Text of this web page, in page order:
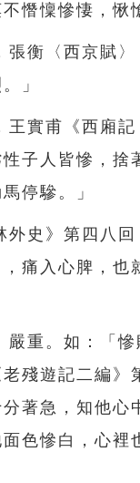
憯懍慘悽，愀
張衡〈西京賦〉
」
實甫《西廂記
子人皆慘，捨
停驂。」
外史》第四八回
痛入心脾，也
嚴重。如：「慘
殘遊記二編》
分著急，知他心
色慘白，心裡